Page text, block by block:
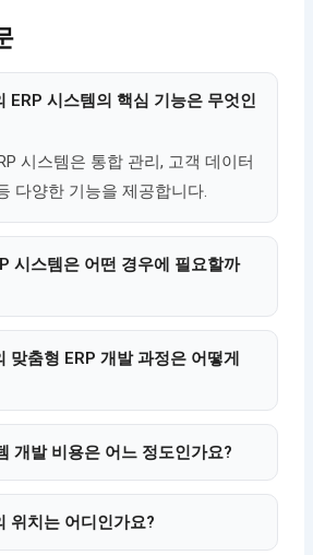
ERP 시스템의 핵심 기능은 무엇인
시스템은 통합 관리, 고객 데이터
다양한 기능을 제공합니다.
시스템은 어떤 경우에 필요할까
맞춤형 ERP 개발 과정은 어떻게
개발 비용은 어느 정도인가요?
위치는 어디인가요?